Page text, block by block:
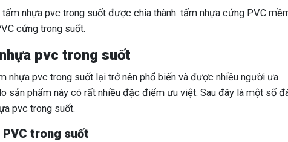
nhựa pvc trong suốt được chia thành: tấm nhựa cứng PVC
cứng trong suốt.
pvc trong suốt
nhựa pvc trong suốt lại trở nên phổ biến và được nhiều người ưa
sản phẩm này có rất nhiều đặc điểm ưu việt. Sau đây là một số
pvc trong suốt.
PVC trong suốt